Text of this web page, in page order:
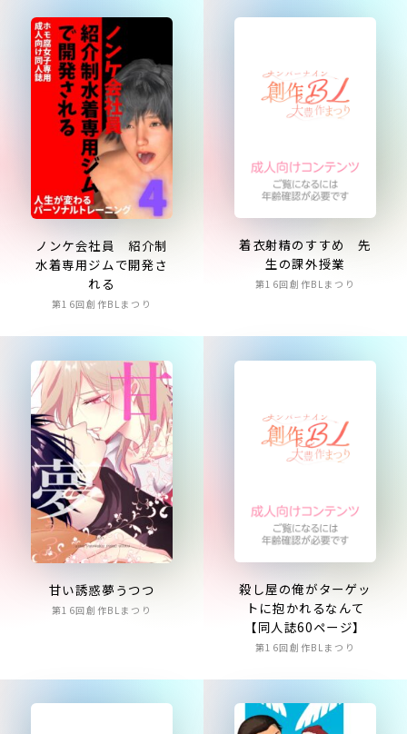
ノンケ会社員 紹介制
水着専用ジムで開発さ
れる
第16回創作BLまつり
着衣射精のすすめ 先
生の課外授業
第16回創作BLまつり
甘い誘惑夢うつつ
第16回創作BLまつり
殺し屋の俺がターゲッ
トに抱かれるなんて
【同人誌60ページ】
第16回創作BLまつり